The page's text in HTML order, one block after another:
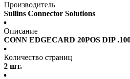
Производитель
Sullins Connector Solutions
Описание
CONN EDGECARD 20POS DIP
Количество страниц
2 шт.